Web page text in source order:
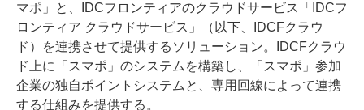
マポ」と、IDCフロンティアのクラウドサービス「IDCフ
ロンティア クラウドサービス」（以下、IDCFクラウ
ド）を連携させて提供するソリューション。IDCFクラウ
ド上に「スマポ」のシステムを構築し、「スマポ」参加
企業の独自ポイントシステムと、専用回線によって連携
する仕組みを提供する。